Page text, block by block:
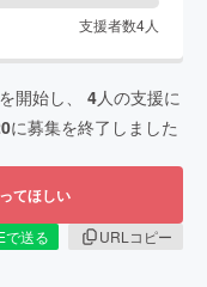
支援者数4人
開始し、 4人の支援に
に募集を終了しました
てほしい
で送る
URLコピー